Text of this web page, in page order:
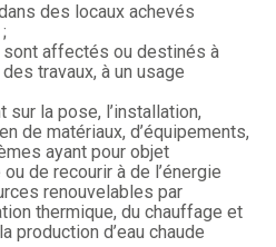
des locaux achevés
affectés ou destinés à
travaux, à un usage
la pose, l’installation,
de matériaux, d’équipements,
ayant pour objet
de recourir à de l’énergie
renouvelables par
thermique, du chauffage et
production d’eau chaude